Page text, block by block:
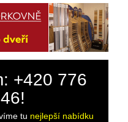
+420 776
tu nejlepší nabídku